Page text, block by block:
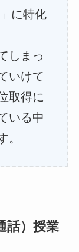
」に特化
しまっ
いけて
取得に
いる中
。
話）授業